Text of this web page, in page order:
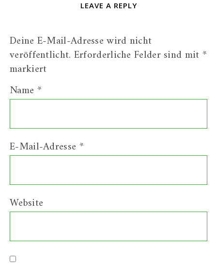
LEAVE A REPLY
Deine E-Mail-Adresse wird nicht
veröffentlicht. Erforderliche Felder sind mit*
markiert
Name *
E-Mail-Adresse *
Website